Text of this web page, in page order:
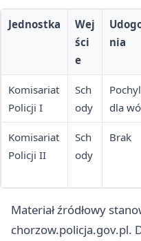
Jednostka
Wej
ści
e
nia
Komisariat
Policji I
Sch
ody
dla
Komisariat
Policji II
Sch
ody
Brak
Materiał źródłowy
chorzow.policja.gov.pl.